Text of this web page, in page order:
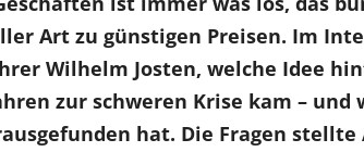
Art zu günstigen Preisen. Im
Wilhelm Josten, welche Idee
zur schweren Krise kam – und
hat. Die Fragen stellte